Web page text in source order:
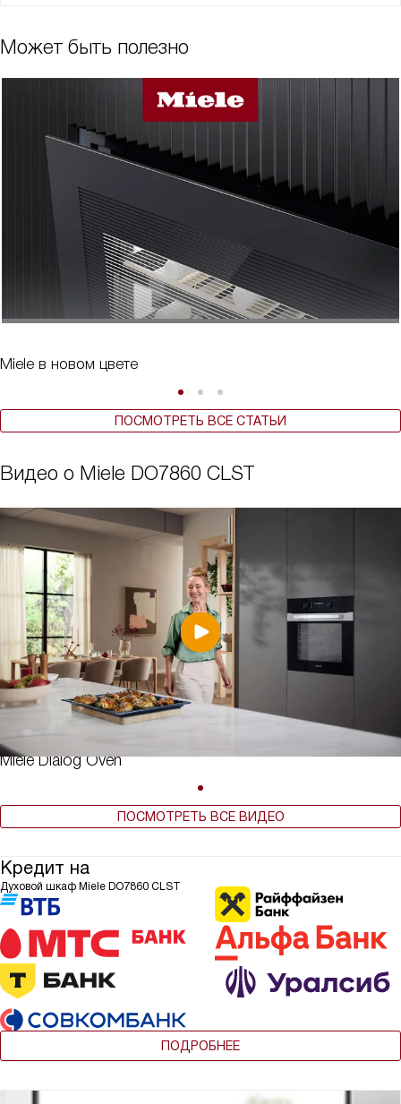
Может быть полезно
Miele в новом цвете
ПОСМОТРЕТЬ ВСЕ СТАТЬИ
Видео о Miele DO7860 CLST
Miele Dialog Oven
ПОСМОТРЕТЬ ВСЕ ВИДЕО
Кредит на
Духовой шкаф Miele DO7860 CLST
ПОДРОБНЕЕ